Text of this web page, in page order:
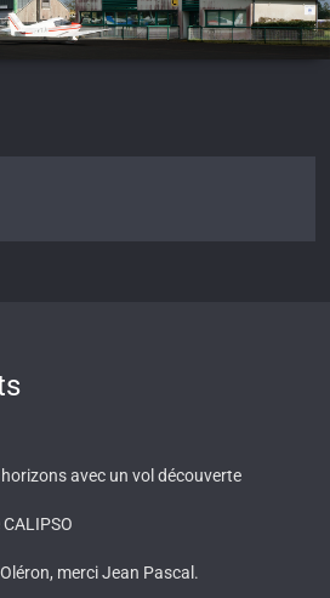
avec un vol découverte
merci Jean Pascal.